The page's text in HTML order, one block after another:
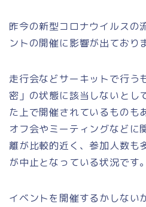
昨今の新型コロナウイルスの
ントの開催に影響が出ており
走行会などサーキットで行う
密」の状態に該当しないとし
た上で開催されているものも
オフ会やミーティングなどに
離が比較的近く、参加人数も
が中止となっている状況です。
イベントを開催するかしない